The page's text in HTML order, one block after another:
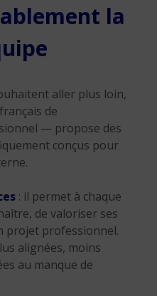
la
aller plus loin,
de
— propose des
conçus pour
: il permet à chaque
de valoriser ses
projet professionnel.
alignées, moins
au manque de